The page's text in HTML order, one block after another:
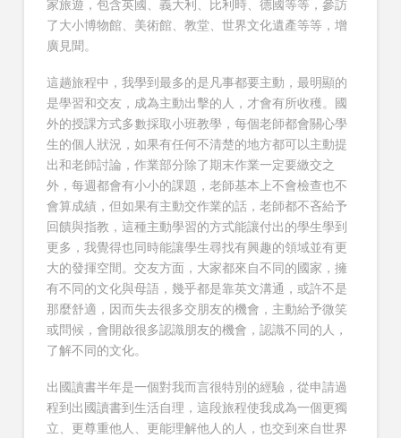
家旅遊，包含英國、義大利、比利時、德國等等，參訪
了大小博物館、美術館、教堂、世界文化遺產等等，增
廣見聞。
這趟旅程中，我學到最多的是凡事都要主動，最明顯的
是學習和交友，成為主動出擊的人，才會有所收穫。國
外的授課方式多數採取小班教學，每個老師都會關心學
生的個人狀況，如果有任何不清楚的地方都可以主動提
出和老師討論，作業部分除了期末作業一定要繳交之
外，每週都會有小小的課題，老師基本上不會檢查也不
會算成績，但如果有主動交作業的話，老師都不吝給予
回饋與指教，這種主動學習的方式能讓付出的學生學到
更多，我覺得也同時能讓學生尋找有興趣的領域並有更
大的發揮空間。交友方面，大家都來自不同的國家，擁
有不同的文化與母語，幾乎都是靠英文溝通，或許不是
那麼舒適，因而失去很多交朋友的機會，主動給予微笑
或問候，會開啟很多認識朋友的機會，認識不同的人，
了解不同的文化。
出國讀書半年是一個對我而言很特別的經驗，從申請過
程到出國讀書到生活自理，這段旅程使我成為一個更獨
立、更尊重他人、更能理解他人的人，也交到來自世界